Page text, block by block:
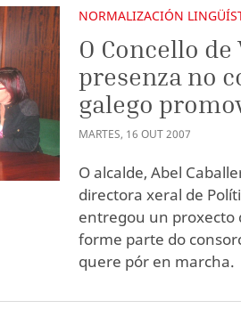
NORMALIZACIÓN
O Concello
presenza no
galego
MARTES, 16 OUT2007
O alcalde, Abel
directora xeral de
entregou un proxecto
forme parte do
quere pór en marcha.